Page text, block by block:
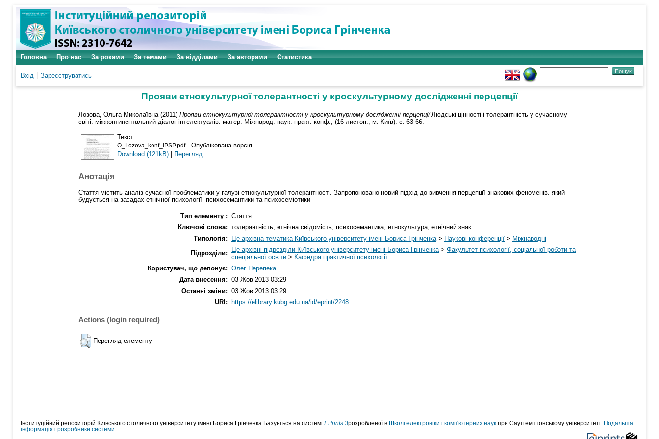
Головна Про нас За роками За темами За відділами За авторами Статистика
Вхід Зареєструватись
Прояви етнокультурної толерантності у кроскультурному дослідженні перцепції
Лозова, Ольга Миколаївна (2011) Прояви етнокультурної толерантності у кроскультурному дослідженні перцепції Людські цінності і толерантність у сучасному
світі: міжконтинентальний діалог інтелектуалів: матер. Міжнарод. наук.-практ. конф., (16 листоп., м. Київ). с. 63-66.
Текст
O_Lozova_konf_IPSP.pdf- Опублікована версія
Download (121kB) | Перегляд
Анотація
Стаття містить аналіз сучасної проблематики у галузі етнокультурної толерантності. Запропоновано новий підхід до вивчення перцепції знакових феноменів, який
будується на засадах етнічної психології, психосемантики та психосеміотики
Тип елементу : Стаття
Ключові слова: толерантність; етнічна свідомість; психосемантика; етнокультура; етнічний знак
Типологія:
Це архівна тематика Київського університету імені Бориса Грінченка > Наукові конференції > Міжнародні
Підрозділи:
Це архівні підрозділи Київського університету імені Бориса Грінченка > Факультет психології, соціальної роботи та
спеціальної освіти > Кафедра практичної психології
Користувач, що депонує: Олег Перепека
Дата внесення: 03 Жов 2013 03:29
Останні зміни: 03 Жов 2013 03:29
URI:
https://elibrary.kubg.edu.ua/id/eprint/2248
Actions (login required)
Перегляд елементу
Інституційний репозиторій Київського столичного університету імені Бориса Грінченка Базується на системі EPrints 3розробленої в Школі електроніки і комп'ютерних наук при Саутгемптонському університеті.
Подальша
інформація і розробники системи